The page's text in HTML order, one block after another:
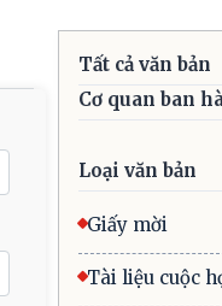
Tất cả văn bản
Cơ quan ban
Loại văn bản
Giấy mời
Tài liệu cuộc